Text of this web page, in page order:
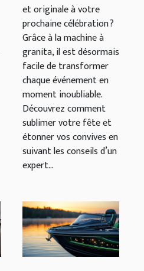
et originale à votre
prochaine célébration ?
Grâce à la machine à
granita, il est désormais
facile de transformer
chaque événement en
moment inoubliable.
Découvrez comment
sublimer votre fête et
étonner vos convives en
suivant les conseils d’un
expert...